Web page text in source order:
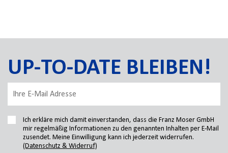
UP-TO-DATE BLEIBEN!
Ich erkläre mich damit einverstanden, dass die Franz Moser GmbH
mir regelmäßig Informationen zu den genannten Inhalten per E-Mail
zusendet. Meine Einwilligung kann ich jederzeit widerrufen.
(Datenschutz & Widerruf)